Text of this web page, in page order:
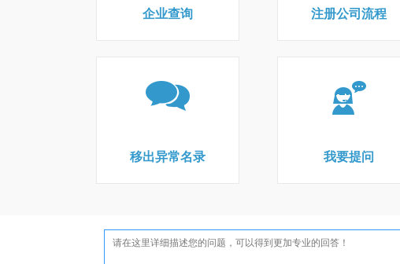
企业查询 注册公司流程
移出异常名录 我要提问